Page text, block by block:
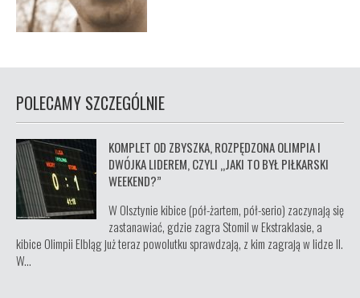
POLECAMY SZCZEGÓLNIE
KOMPLET OD ZBYSZKA, ROZPĘDZONA OLIMPIA I
DWÓJKA LIDEREM, CZYLI „JAKI TO BYŁ PIŁKARSKI
WEEKEND?”
W Olsztynie kibice (pół-żartem, pół-serio) zaczynają się
zastanawiać, gdzie zagra Stomil w Ekstraklasie, a
kibice Olimpii Elbląg już teraz powolutku sprawdzają, z kim zagrają w lidze II.
W...